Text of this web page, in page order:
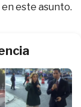
en este asunto.